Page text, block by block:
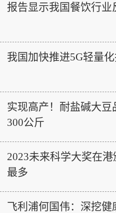
报告显示我国餐饮行业
我国加快推进5G轻量
实现高产！耐盐碱大
300公斤
2023未来科学大奖在
最多
飞利浦何国伟：深挖健